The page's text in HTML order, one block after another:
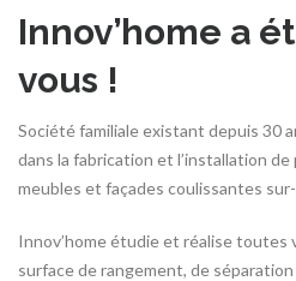
Innov’home a
vous !
Société familiale existant depuis 30
dans la fabrication et l’installation
meubles et façades coulissantes
Innov’home étudie et réalise toutes
surface de rangement, de